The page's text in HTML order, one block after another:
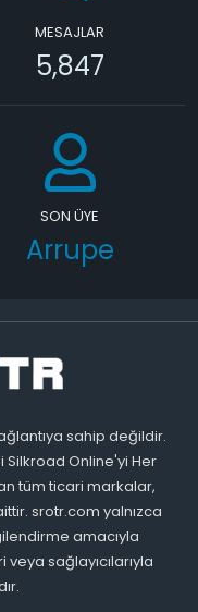
MESAJLAR
5,847
SON ÜYE
Arrupe
sahip değildir.
Online'yi Her
tüm ticari markalar,
srotr.com yalnızca
amacıyla
veya sağlayıcılarıyla